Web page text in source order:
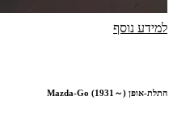
למידע נוסף
התלת-אופן Mazda-Go (1931～)